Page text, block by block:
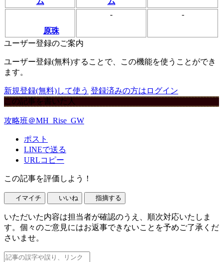
原珠
- -
ユーザー登録のご案内
ユーザー登録(無料)することで、この機能を使うことができ
ます。
新規登録(無料)して使う 登録済みの方はログイン
この記事を書いた人
攻略班＠MH_Rise_GW
ポスト
LINEで送る
URLコピー
この記事を評価しよう！
イマイチ いいね 指摘する
いただいた内容は担当者が確認のうえ、順次対応いたしま
す。個々のご意見にはお返事できないことを予めご了承くだ
さいませ。